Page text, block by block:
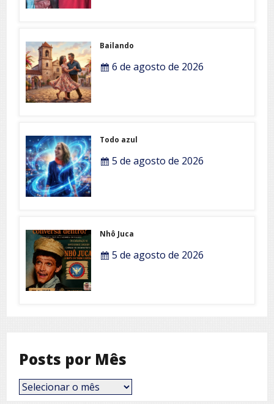
Bailando
6 de agosto de 2026
Todo azul
5 de agosto de 2026
Nhô Juca
5 de agosto de 2026
Posts por Mês
Posts
por